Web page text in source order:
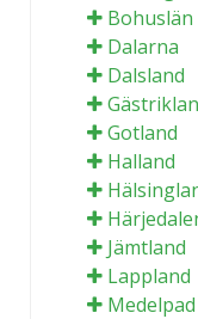
Bohuslän
Dalarna
Dalsland
Gotland
Halland
Jämtland
Lappland
Medelpad